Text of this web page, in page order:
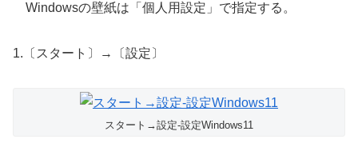
Windowsの壁紙は「個人用設定」で指定する。
1.〔スタート〕→〔設定〕
スタート→設定-設定Windows11